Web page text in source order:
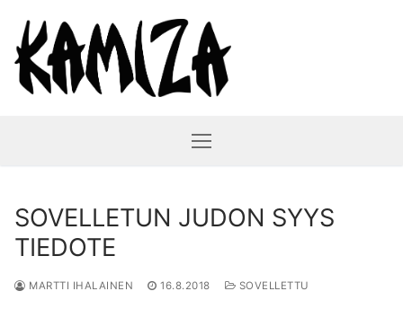
sisältöön
SOVELLETUN JUDON SYYS
TIEDOTE
MARTTI IHALAINEN 16.8.2018 SOVELLETTU